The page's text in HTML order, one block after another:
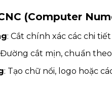
(Computer
: Cắt chính xác các chi
Đường cắt mịn, chuẩn
: Tạo chữ nổi, logo hoặc